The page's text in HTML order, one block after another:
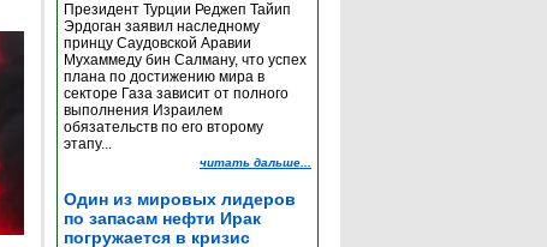
Президент Турции Реджеп Тайип
Эрдоган заявил наследному
принцу Саудовской Аравии
Мухаммеду бин Салману, что успех
плана по достижению мира в
секторе Газа зависит от полного
выполнения Израилем
обязательств по его второму
этапу...
читать дальше...
Один из мировых лидеров
по запасам нефти Ирак
погружается в кризис